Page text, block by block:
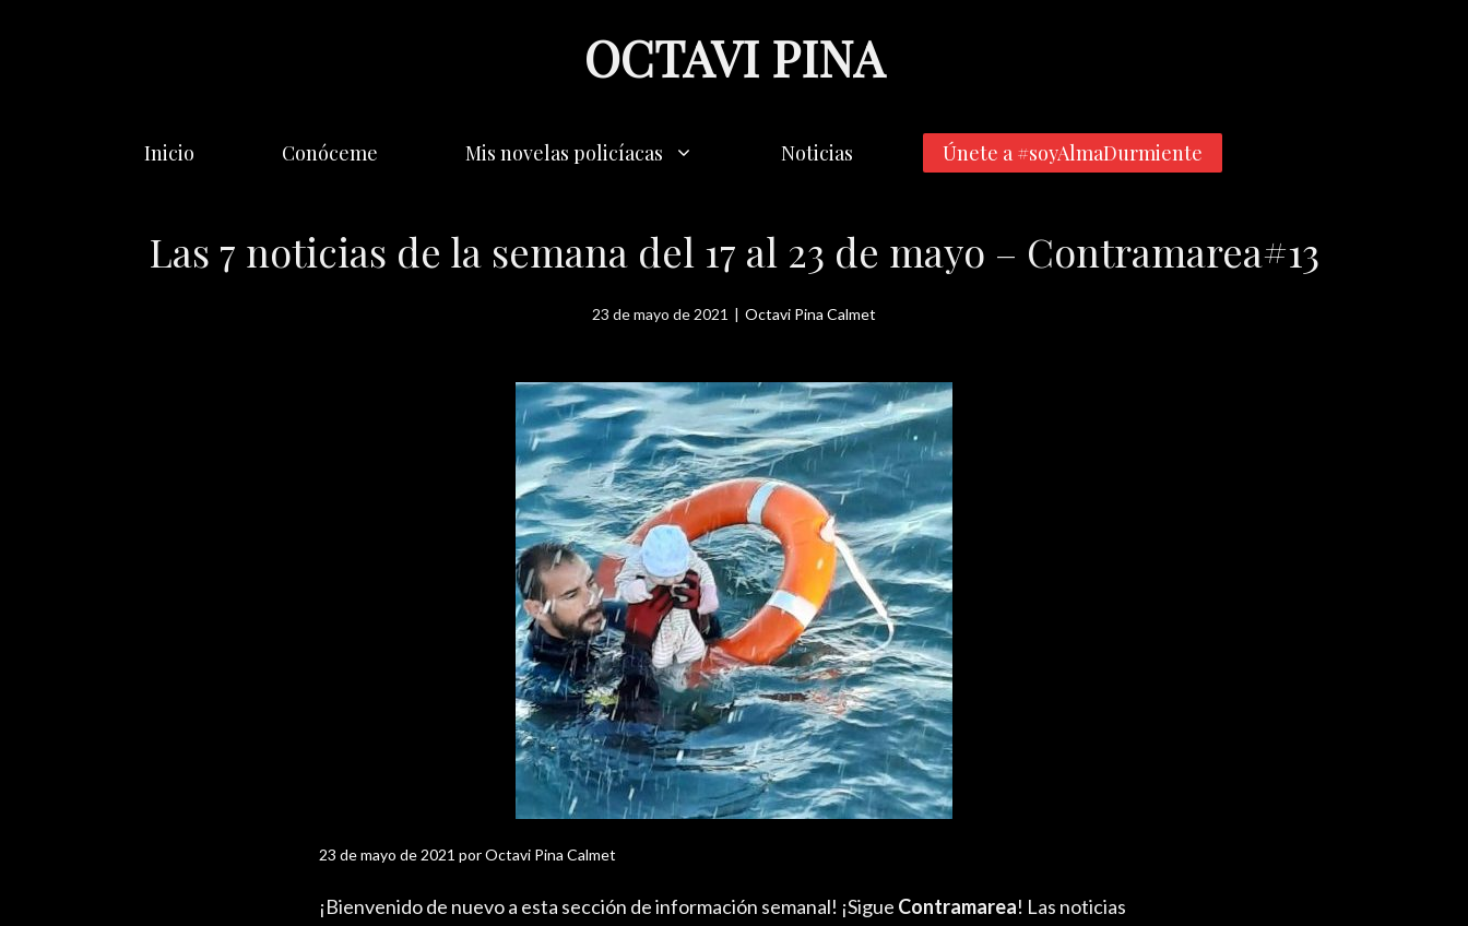
OCTAVI PINA
Inicio Conóceme Mis novelas policíacas Noticias Únete a #soyAlmaDurmiente
Las 7 noticias de la semana del 17 al 23 de mayo – Contramarea#13
23 de mayo de 2021 | Octavi Pina Calmet
23 de mayo de 2021 porOctavi Pina Calmet
¡Bienvenido de nuevo a esta sección de información semanal! ¡Sigue Contramarea! Las noticias